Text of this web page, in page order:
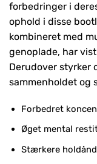
forbedringer i
ophold i disse
kombineret med
genoplade, har
Derudover styrker
sammenholdet og
Forbedret
Øget mental
Stærkere